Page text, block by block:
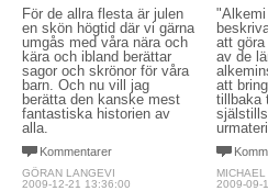
För de allra flesta är julen
en skön högtid där vi gärna
umgås med våra nära och
kära och ibland berättar
sagor och skrönor för våra
barn. Och nu vill jag
berätta den kanske mest
fantastiska historien av
alla.
Kommentarer
GÖRAN LANGEVI
2009-12-21 13:36:00
"Alkemi
att göra
av de
att
tillbaka
2009-09-